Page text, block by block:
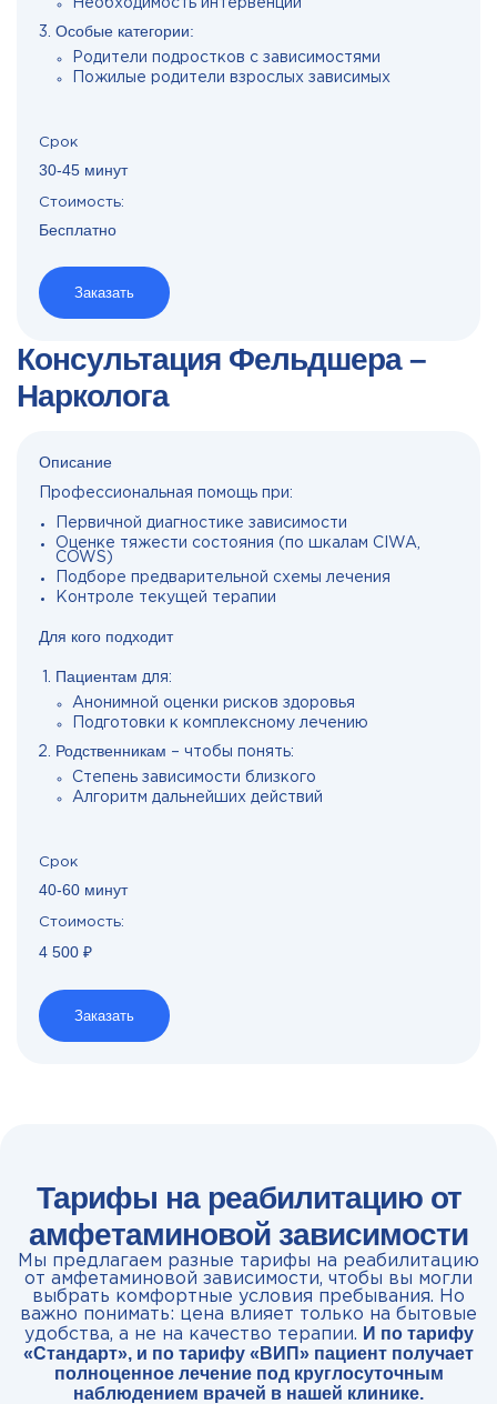
Необходимость интервенции
Особые категории:
Родители подростков с зависимостями
Пожилые родители взрослых зависимых
Срок
30-45 минут
Стоимость:
Бесплатно
Заказать
Консультация Фельдшера –
Нарколога
Описание
Профессиональная помощь при:
Первичной диагностике зависимости
Оценке тяжести состояния (по шкалам CIWA,
COWS)
Подборе предварительной схемы лечения
Контроле текущей терапии
Для кого подходит
Пациентам для:
Анонимной оценки рисков здоровья
Подготовки к комплексному лечению
Родственникам – чтобы понять:
Степень зависимости близкого
Алгоритм дальнейших действий
Срок
40-60 минут
Стоимость:
4 500 ₽
Заказать
Тарифы на реабилитацию от
амфетаминовой зависимости
Мы предлагаем разные тарифы на реабилитацию
от амфетаминовой зависимости, чтобы вы могли
выбрать комфортные условия пребывания. Но
важно понимать: цена влияет только на бытовые
удобства, а не на качество терапии. И по тарифу
«Стандарт», и по тарифу «ВИП» пациент получает
полноценное лечение под круглосуточным
наблюдением врачей в нашей клинике.